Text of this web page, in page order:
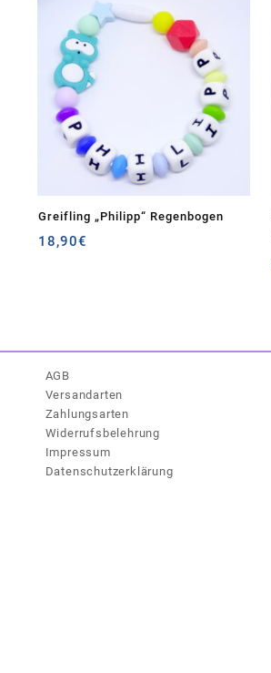
Greifling „Philipp“ Regenbogen
18,90€
AGB
Versandarten
Zahlungsarten
Widerrufsbelehrung
Impressum
Datenschutzerklärung